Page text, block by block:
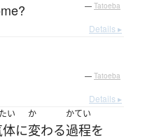
— Tatoeba
Details ▸
— Tatoeba
Details ▸
い
体に
か
変わる
かてい
過程を